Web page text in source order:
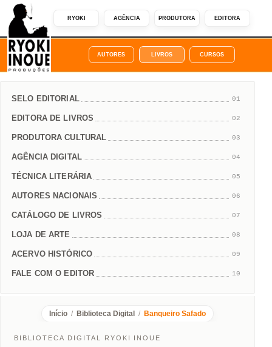
RYOKI AGÊNCIA PRODUTORA EDITORA
AUTORES LIVROS CURSOS
SELO EDITORIAL 01
EDITORA DE LIVROS 02
PRODUTORA CULTURAL 03
AGÊNCIA DIGITAL 04
TÉCNICA LITERÁRIA 05
AUTORES NACIONAIS 06
CATÁLOGO DE LIVROS 07
LOJA DE ARTE 08
ACERVO HISTÓRICO 09
FALE COM O EDITOR 10
Início / Biblioteca Digital / Banqueiro Safado
BIBLIOTECA DIGITAL RYOKI INOUE